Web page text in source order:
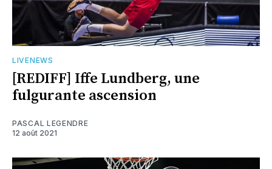
LIVENEWS
[REDIFF] Iffe Lundberg, une
fulgurante ascension
PASCAL LEGENDRE
12 août 2021